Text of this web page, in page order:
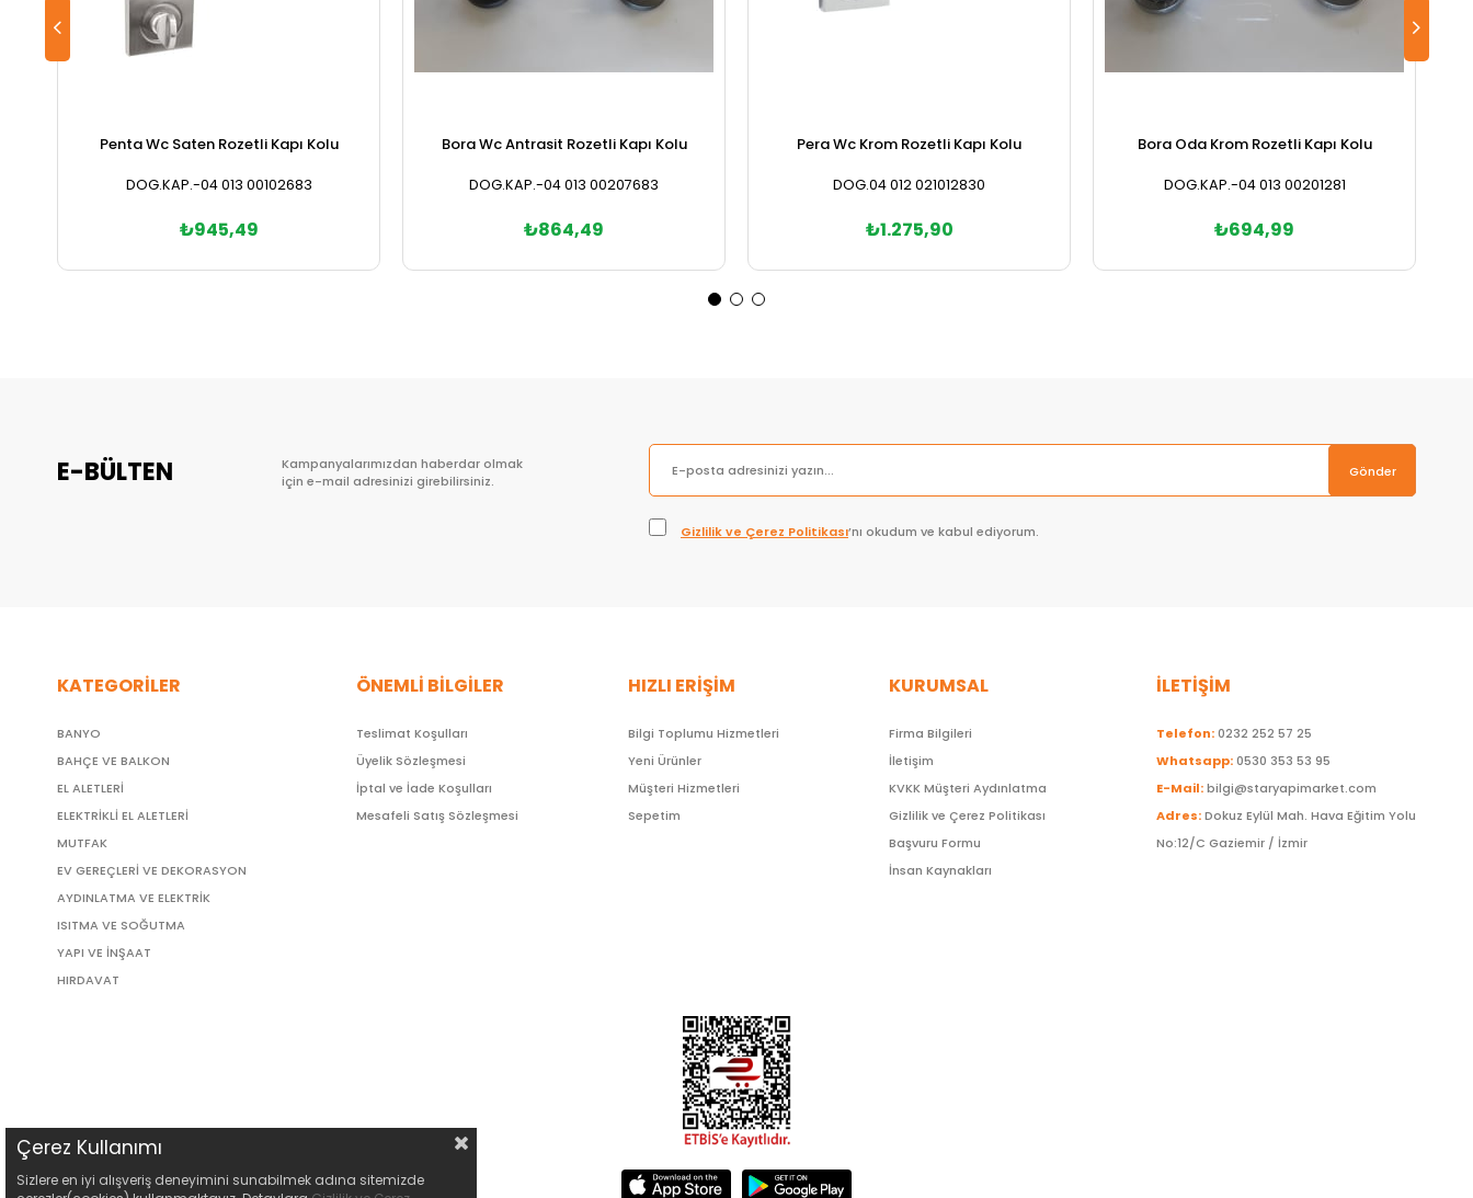
Penta Wc Saten Rozetli Kapı Kolu
DOG.KAP.-04 013 00102683
₺945,49
Bora Wc Antrasit Rozetli Kapı Kolu
DOG.KAP.-04 013 00207683
₺864,49
Pera Wc Krom Rozetli Kapı Kolu
DOG.04 012 021012830
₺1.275,90
Bora Oda Krom Rozetli Kapı Kolu
DOG.KAP.-04 013 00201281
₺694,99
E-BÜLTEN
Kampanyalarımızdan haberdar olmak
için e-mail adresinizi girebilirsiniz.
Gönder
Gizlilik ve Çerez Politikası’nı okudum ve kabul ediyorum.
KATEGORİLER
BANYO
BAHÇE VE BALKON
EL ALETLERİ
ELEKTRİKLİ EL ALETLERİ
MUTFAK
EV GEREÇLERİ VE DEKORASYON
AYDINLATMA VE ELEKTRİK
ISITMA VE SOĞUTMA
YAPI VE İNŞAAT
HIRDAVAT
ÖNEMLİ BİLGİLER
Teslimat Koşulları
Üyelik Sözleşmesi
İptal ve İade Koşulları
Mesafeli Satış Sözleşmesi
HIZLI ERİŞİM
Bilgi Toplumu Hizmetleri
Yeni Ürünler
Müşteri Hizmetleri
Sepetim
KURUMSAL
Firma Bilgileri
İletişim
KVKK Müşteri Aydınlatma
Gizlilik ve Çerez Politikası
Başvuru Formu
İnsan Kaynakları
İLETİŞİM
Telefon:0232 252 57 25
Whatsapp:0530 353 53 95
E-Mail:bilgi@staryapimarket.com
Adres:Dokuz Eylül Mah. Hava Eğitim Yolu
No:12/C Gaziemir / İzmir
Çerez Kullanımı
Sizlere en iyi alışveriş deneyimini sunabilmek adına sitemizde